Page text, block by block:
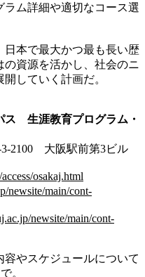
ラム詳細や適切なコース選
本で最大かつ最も長い歴
の資源を活かし、社会のニ
していく計画だ。
ス 生涯教育プログラム・
2100 大阪駅前第3ビル
osakaj.html
newsite/main/cont-
newsite/main/cont-
やスケジュールについて
。